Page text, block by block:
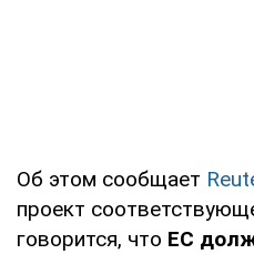
Об этом сообщает
проект
говорится, что ЕС